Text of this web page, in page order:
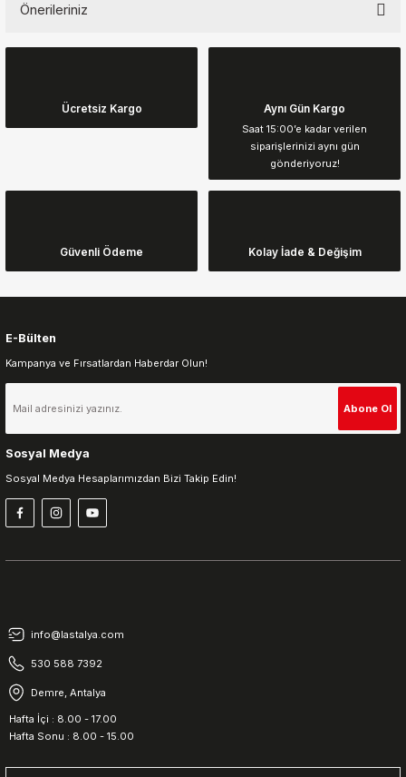
Önerileriniz
Görüş ve önerileriniz için teşekkür ederiz.
Ürün resmi kalitesiz, bozuk veya görüntülenemiyor.
Ürün açıklamasında eksik bilgiler bulunuyor.
Gönder
Ücretsiz Kargo Aynı Gün Kargo
Saat 15:00’e kadar verilen
siparişlerinizi aynı gün
gönderiyoruz!
Güvenli Ödeme Kolay İade & Değişim
E-Bülten
Kampanya ve Fırsatlardan Haberdar Olun!
Abone Ol
Sosyal Medya
Sosyal Medya Hesaplarımızdan Bizi Takip Edin!
info@lastalya.com
530 588 7392
Demre, Antalya
Hafta İçi : 8.00 - 17.00
Hafta Sonu : 8.00 - 15.00